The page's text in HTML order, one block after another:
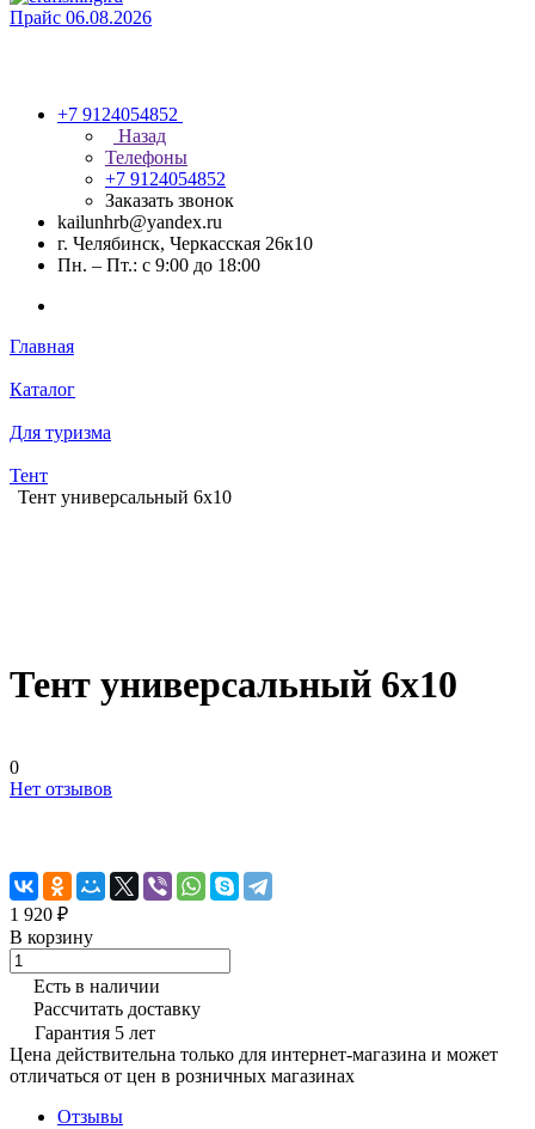
Прайс 06.08.2026
+7 9124054852
Назад
Телефоны
+7 9124054852
Заказать звонок
kailunhrb@yandex.ru
г. Челябинск, Черкасская 26к10
Пн. – Пт.: с 9:00 до 18:00
Главная
Каталог
Для туризма
Тент
Тент универсальный 6x10
Тент универсальный 6x10
0
Нет отзывов
1 920 ₽
В корзину
Есть в наличии
Рассчитать доставку
Гарантия 5 лет
Цена действительна только для интернет-магазина и может
отличаться от цен в розничных магазинах
Отзывы